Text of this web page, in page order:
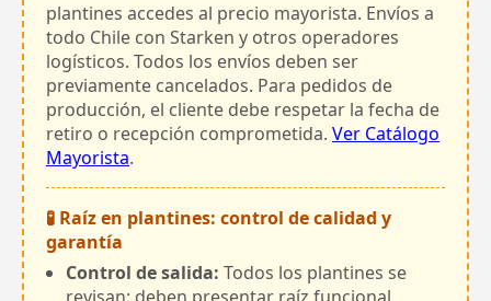
plantines accedes al precio mayorista. Envíos a
todo Chile con Starken y otros operadores
logísticos. Todos los envíos deben ser
previamente cancelados. Para pedidos de
producción, el cliente debe respetar la fecha de
retiro o recepción comprometida. Ver Catálogo
Mayorista.
🧪 Raíz en plantines: control de calidad y
garantía
Control de salida: Todos los plantines se